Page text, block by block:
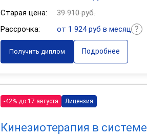
Старая цена:
39 910 руб.
Рассрочка:
от 1 924 руб в месяц
Получить диплом Подробнее
-42% до 17 августа Лицензия
Кинезиотерапия в системе